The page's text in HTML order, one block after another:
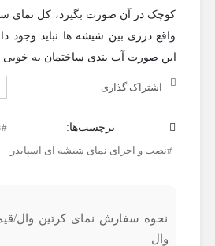
کوچک در آن صورت بگیرد، کل نمای
واقع درزی بین شیشه ها نباید وجود
این صورت آب بندی ساختمان به خوبی
اشتراک گذاری
برچسب‌ها:
نصب و اجرای نمای شیشه ای اسپایدر
نحوه سفارش نمای کرتین وال/
وال